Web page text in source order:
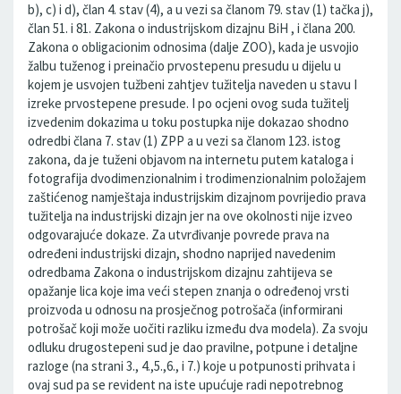
b), c) i d), član 4. stav (4), a u vezi sa članom 79. stav (1) tačka j),
član 51. i 81. Zakona o industrijskom dizajnu BiH , i člana 200.
Zakona o obligacionim odnosima (dalje ZOO), kada je usvojio
žalbu tuženog i preinačio prvostepenu presudu u dijelu u
kojem je usvojen tužbeni zahtjev tužitelja naveden u stavu I
izreke prvostepene presude. I po ocjeni ovog suda tužitelj
izvedenim dokazima u toku postupka nije dokazao shodno
odredbi člana 7. stav (1) ZPP a u vezi sa članom 123. istog
zakona, da je tuženi objavom na internetu putem kataloga i
fotografija dvodimenzionalnim i trodimenzionalnim položajem
zaštićenog namještaja industrijskim dizajnom povrijedio prava
tužitelja na industrijski dizajn jer na ove okolnosti nije izveo
odgovarajuće dokaze. Za utvrđivanje povrede prava na
određeni industrijski dizajn, shodno naprijed navedenim
odredbama Zakona o industrijskom dizajnu zahtijeva se
opažanje lica koje ima veći stepen znanja o određenoj vrsti
proizvoda u odnosu na prosječnog potrošača (informirani
potrošač koji može uočiti razliku između dva modela). Za svoju
odluku drugostepeni sud je dao pravilne, potpune i detaljne
razloge (na strani 3., 4.,5.,6., i 7.) koje u potpunosti prihvata i
ovaj sud pa se revident na iste upućuje radi nepotrebnog